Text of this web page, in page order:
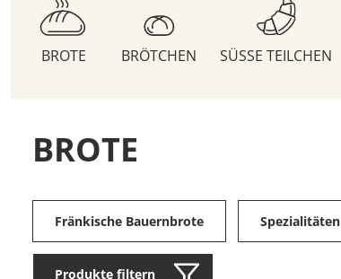
BROTE BRÖTCHEN SÜSSE TEILCHEN
BROTE
Fränkische Bauernbrote Spezialitäten
Produkte filtern